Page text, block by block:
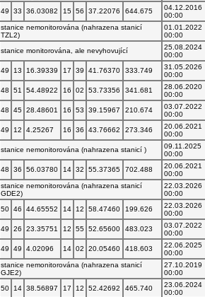
49 33 36.03082 15 56 37.22076 644.675
04.12.2016
00:00
stanice nemonitorována (nahrazena stanicí
TZL2)
01.01.2022
00:00
stanice monitorována, ale nevyhovující
25.08.2024
00:00
49 13 16.39339 17 39 41.76370 333.749
31.05.2026
00:00
48 51 54.48922 16 02 53.73356 341.681
28.06.2020
00:00
48 45 28.48601 16 53 39.15967 210.674
03.07.2022
00:00
49 12 4.25267 16 36 43.76662 273.346
20.06.2021
00:00
stanice nemonitorována (nahrazena stanicí )
09.11.2025
00:00
48 36 56.03780 14 32 55.37365 702.488
20.06.2021
00:00
stanice nemonitorována (nahrazena stanicí
GDE2)
22.03.2026
00:00
50 46 44.65552 14 12 58.47460 199.626
22.03.2026
00:00
49 26 23.35751 12 55 52.65600 483.023
03.07.2022
00:00
49 49 4.02096 14 02 20.05460 418.603
22.06.2025
00:00
stanice nemonitorována (nahrazena stanicí
GJE2)
27.10.2019
00:00
50 14 38.56897 17 12 52.42692 465.740
23.06.2024
00:00